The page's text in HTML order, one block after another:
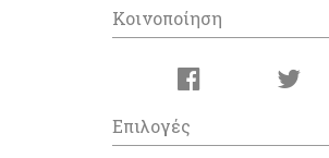
Κοινοποίηση
Επιλογές